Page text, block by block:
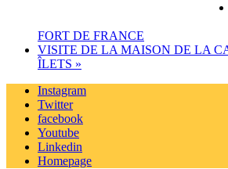
FORT DE FRANCE
VISITE DE LA MAISON DE LA
ÎLETS »
Instagram
Twitter
facebook
Youtube
Linkedin
Homepage